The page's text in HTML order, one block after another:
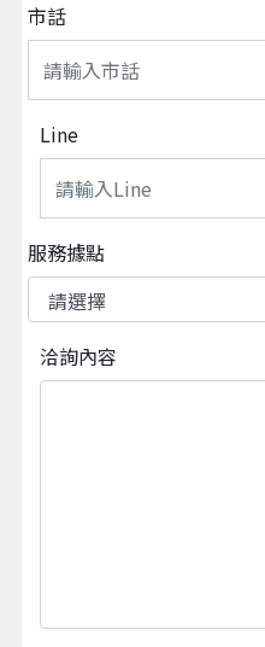
市話
Line
服務據點
洽詢內容